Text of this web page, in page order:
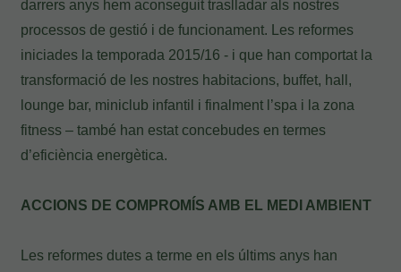
darrers anys hem aconseguit traslladar als nostres
processos de gestió i de funcionament. Les reformes
iniciades la temporada 2015/16 - i que han comportat la
transformació de les nostres habitacions, buffet, hall,
lounge bar, miniclub infantil i finalment l’spa i la zona
fitness – també han estat concebudes en termes
d’eficiència energètica.
ACCIONS DE COMPROMÍS AMB EL MEDI AMBIENT
Les reformes dutes a terme en els últims anys han